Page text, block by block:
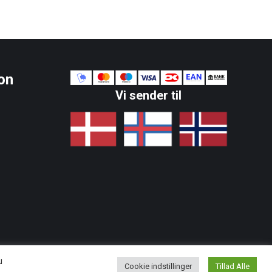
Vi sender til
Cookie indstillinger Tillad Alle